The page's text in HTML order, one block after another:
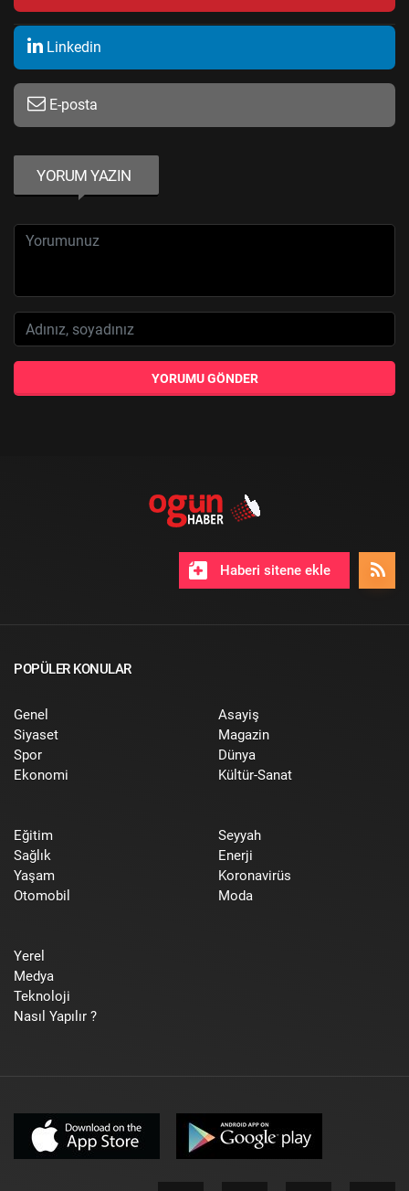
Linkedin
E-posta
YORUM YAZIN
YORUMU GÖNDER
Haberi sitene ekle
POPÜLER KONULAR
Genel
Siyaset
Spor
Ekonomi
Asayiş
Magazin
Dünya
Kültür-Sanat
Eğitim
Sağlık
Yaşam
Otomobil
Seyyah
Enerji
Koronavirüs
Moda
Yerel
Medya
Teknoloji
Nasıl Yapılır ?